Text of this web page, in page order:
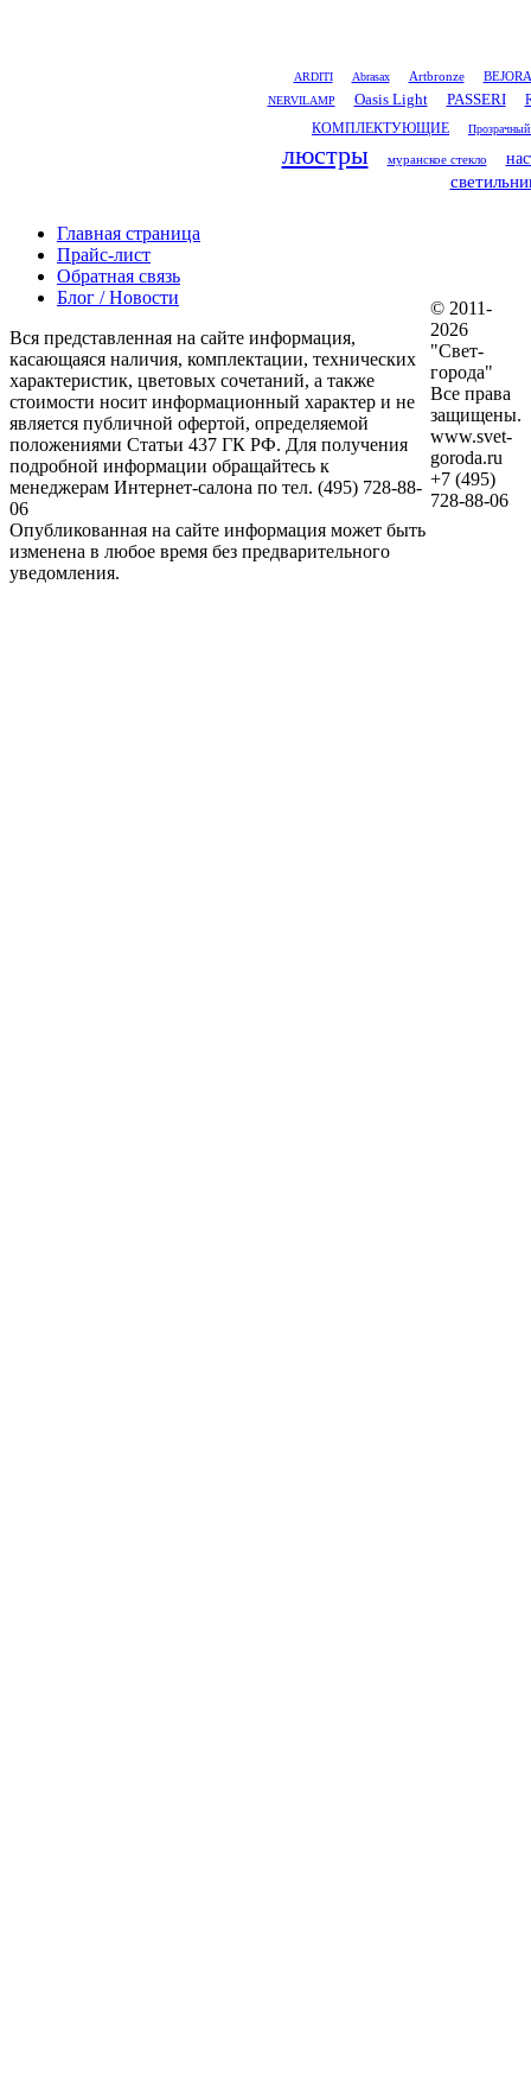
ARDITI Abrasax Artbronze
NERVILAMP
Oasis Light PASSERI
КОМПЛЕКТУЮЩИЕ
люстры муранское стекло
Главная страница
Прайс-лист
Обратная связь
Блог / Новости
Вся представленная на сайте информация,
касающаяся наличия, комплектации, технических
характеристик, цветовых сочетаний, а также
стоимости носит информационный характер и не
является публичной офертой, определяемой
положениями Статьи 437 ГК РФ. Для получения
подробной информации обращайтесь к
менеджерам Интернет-салона по тел. (495) 728-88-
06
Опубликованная на сайте информация может быть
изменена в любое время без предварительного
уведомления.
© 2011-
2026
"Свет-
города"
Все права
защищены.
www.svet-
goroda.ru
+7 (495)
728-88-06